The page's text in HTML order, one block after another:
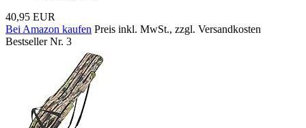
40,95 EUR
Bei Amazon kaufen Preis inkl. MwSt., zzgl. Versandkosten
Bestseller Nr. 3